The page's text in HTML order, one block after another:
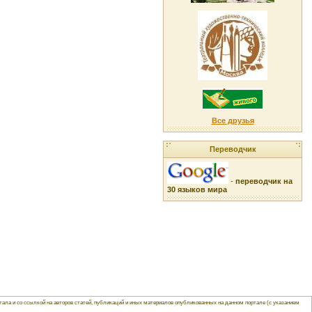
Все друзья
Переводчик
- переводчик на
30 языков мира
и со ссылкой на авторов статей, публикаций и иных материалов опубликованных на данном портале (с указанием